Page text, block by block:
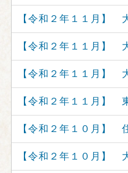
【令和２年１１月】
【令和２年１１月】
【令和２年１１月】
【令和２年１１月】
【令和２年１０月】
【令和２年１０月】